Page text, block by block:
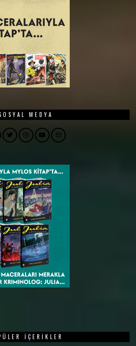
MEDYA
TwitterInstagram
YouTubeEmail
İÇERIKLER